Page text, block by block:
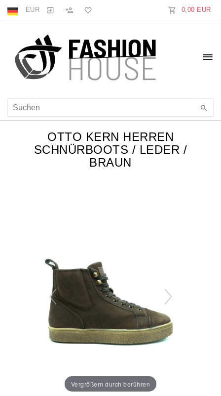
EUR 0,00 EUR
OTTO KERN HERREN
SCHNÜRBOOTS / LEDER /
BRAUN
Vergrößern durch berühren